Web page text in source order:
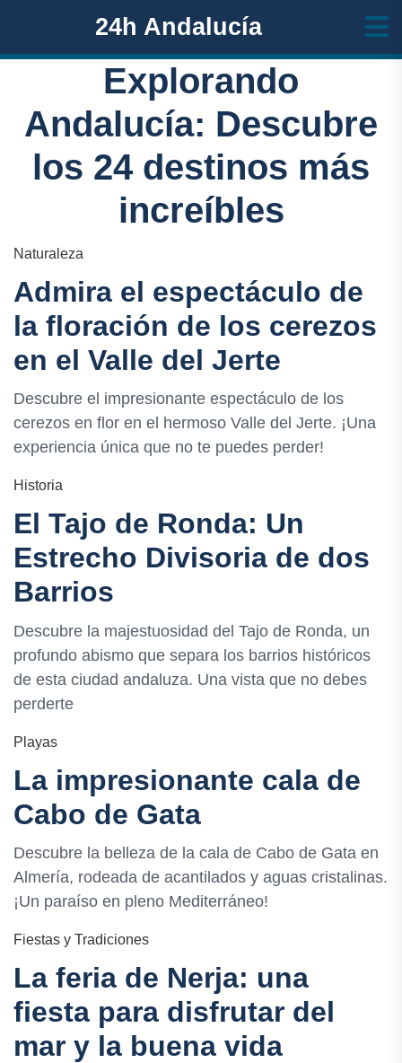
24h Andalucía
Explorando
Andalucía: Descubre
los 24 destinos más
increíbles
Naturaleza
Admira el espectáculo de
la floración de los cerezos
en el Valle del Jerte
Descubre el impresionante espectáculo de los
cerezos en flor en el hermoso Valle del Jerte. ¡Una
experiencia única que no te puedes perder!
Historia
El Tajo de Ronda: Un
Estrecho Divisoria de dos
Barrios
Descubre la majestuosidad del Tajo de Ronda, un
profundo abismo que separa los barrios históricos
de esta ciudad andaluza. Una vista que no debes
perderte
Playas
La impresionante cala de
Cabo de Gata
Descubre la belleza de la cala de Cabo de Gata en
Almería, rodeada de acantilados y aguas cristalinas.
¡Un paraíso en pleno Mediterráneo!
Fiestas y Tradiciones
La feria de Nerja: una
fiesta para disfrutar del
mar y la buena vida